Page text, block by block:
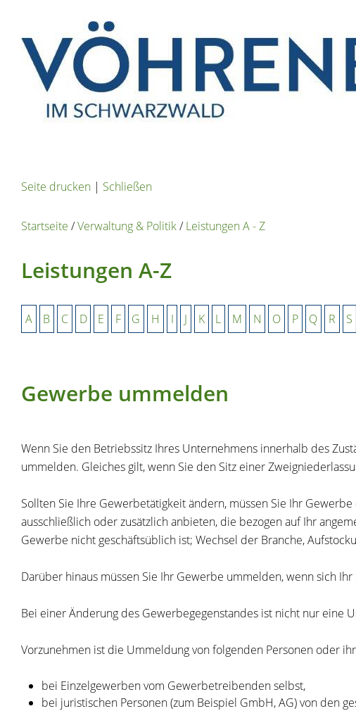
Seite drucken | Schließen
Startseite /Verwaltung & Politik/Leistungen A - Z
Leistungen A-Z
A B C D E F G H I J K L M N O P Q R S
Gewerbe ummelden
Wenn Sie den Betriebssitz Ihres Unternehmens innerhalb des
ummelden. Gleiches gilt, wenn Sie den Sitz einer
Sollten Sie Ihre Gewerbetätigkeit ändern, müssen Sie Ihr
ausschließlich oder zusätzlich anbieten, die bezogen auf Ihr
Gewerbe nicht geschäftsüblich ist; Wechsel der Branche,
Darüber hinaus müssen Sie Ihr Gewerbe ummelden, wenn sich
Bei einer Änderung des Gewerbegegenstandes ist nicht nur
Vorzunehmen ist die Ummeldung von folgenden Personen oder
bei Einzelgewerben vom Gewerbetreibenden selbst,
bei juristischen Personen (zum Beispiel GmbH, AG) von den